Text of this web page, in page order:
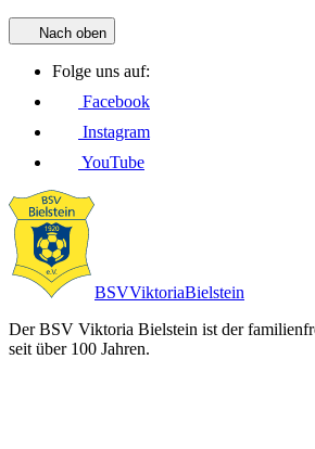
Nach oben
Folge uns auf:
Facebook
Instagram
YouTube
BSVViktoriaBielstein
Der BSV Viktoria Bielstein ist der
seit über 100 Jahren.